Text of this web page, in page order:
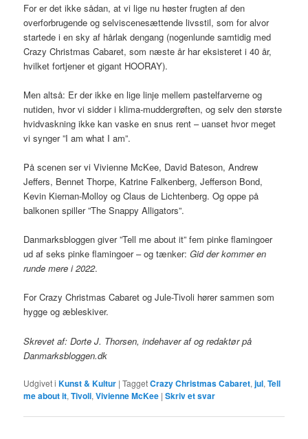
For er det ikke sådan, at vi lige nu høster frugten af den
overforbrugende og selviscenesættende livsstil, som for alvor
startede i en sky af hårlak dengang (nogenlunde samtidig med
Crazy Christmas Cabaret, som næste år har eksisteret i 40 år,
hvilket fortjener et gigant HOORAY).
Men altså: Er der ikke en lige linje mellem pastelfarverne og
nutiden, hvor vi sidder i klima-muddergrøften, og selv den største
hvidvaskning ikke kan vaske en snus rent – uanset hvor meget
vi synger ”I am what I am”.
På scenen ser vi Vivienne McKee, David Bateson, Andrew
Jeffers, Bennet Thorpe, Katrine Falkenberg, Jefferson Bond,
Kevin Kiernan-Molloy og Claus de Lichtenberg. Og oppe på
balkonen spiller ”The Snappy Alligators”.
Danmarksbloggen giver ”Tell me about it” fem pinke flamingoer
ud af seks pinke flamingoer – og tænker:Gid der kommer en
runde mere i 2022.
For Crazy Christmas Cabaret og Jule-Tivoli hører sammen som
hygge og æbleskiver.
Skrevet af: Dorte J. Thorsen, indehaver af og redaktør på
Danmarksbloggen.dk
Udgivet i Kunst & Kultur |TaggetCrazy Christmas Cabaret,jul,Tell
me about it,Tivoli,Vivienne McKee |Skriv et svar